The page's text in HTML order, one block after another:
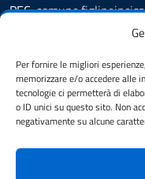
Per fornire le migliori
memorizzare e/o accedere alle
tecnologie ci permetterà di
o ID unici su questo sito. Non
negativamente su alcune
PEC:
Centralino unico:
Leggi le FAQ
Prenotazione
Segnalazione disservizio
Whistleblowing
Amministrazione